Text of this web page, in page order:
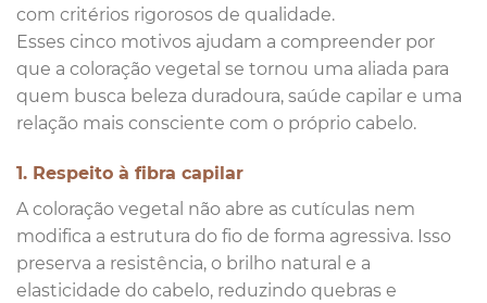
com critérios rigorosos de qualidade.
Esses cinco motivos ajudam a compreender por
que a coloração vegetal se tornou uma aliada para
quem busca beleza duradoura, saúde capilar e uma
relação mais consciente com o próprio cabelo.
1. Respeito à fibra capilar
A coloração vegetal não abre as cutículas nem
modifica a estrutura do fio de forma agressiva. Isso
preserva a resistência, o brilho natural e a
elasticidade do cabelo, reduzindo quebras e